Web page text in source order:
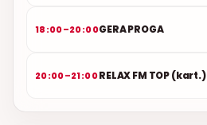
18:00–20:00GERA PROGA
20:00–21:00RELAX FM TOP (kart.)